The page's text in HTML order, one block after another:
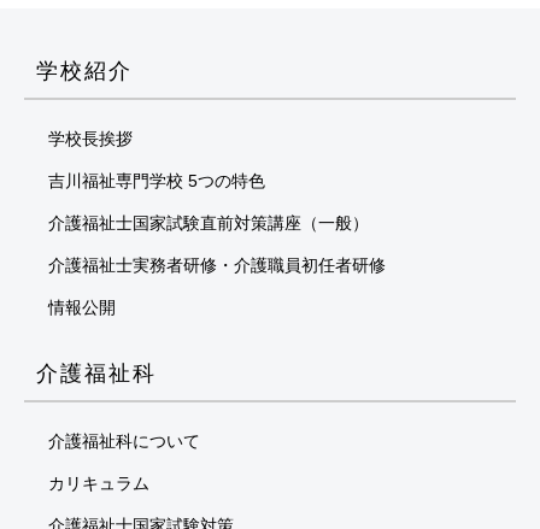
学校紹介
学校長挨拶
吉川福祉専門学校 5つの特色
介護福祉士国家試験直前対策講座（一般）
介護福祉士実務者研修・介護職員初任者研修
情報公開
介護福祉科
介護福祉科について
カリキュラム